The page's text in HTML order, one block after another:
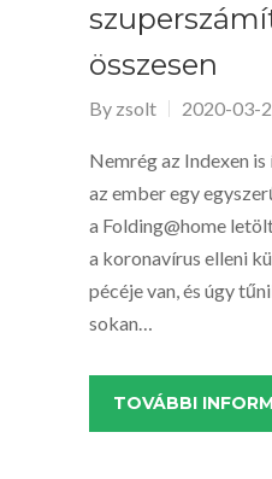
összesen
By zsolt 2020-03-
Nemrég az Indexen
az ember egy
a Folding@home
a koronavírus elleni
pécéje van, és úgy
sokan…
TOVÁBBI